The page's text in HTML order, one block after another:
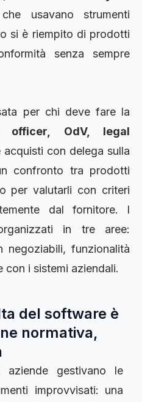
usavano strumenti
si è riempito di prodotti
senza sempre
per chi deve fare la
officer, OdV, legal
acquisti con delega sulla
confronto tra prodotti
per valutarli con criteri
dal fornitore. I
in tre aree:
negoziabili, funzionalità
con i sistemi aziendali.
del software è
normativa,
gestivano le
improvvisati: una